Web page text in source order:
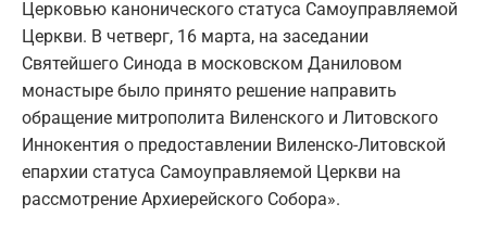
Церковью канонического статуса Самоуправляемой
Церкви. В четверг, 16 марта, на заседании
Святейшего Синода в московском Даниловом
монастыре было принято решение направить
обращение митрополита Виленского и Литовского
Иннокентия о предоставлении Виленско-Литовской
епархии статуса Самоуправляемой Церкви на
рассмотрение Архиерейского Собора».